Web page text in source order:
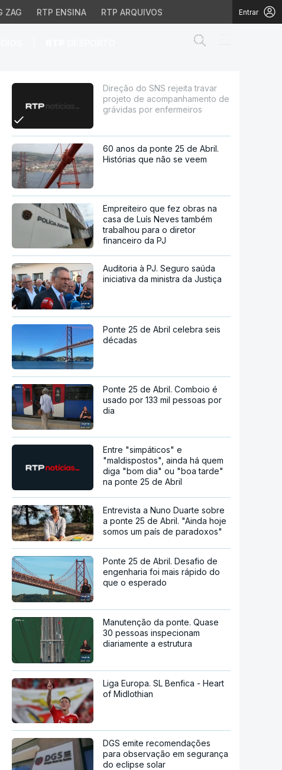
ZAG RTP ENSINA RTP ARQUIVOS Entrar
de
Direção do SNS rejeita travar
projeto de acompanhamento de
grávidas por enfermeiros
60 anos da ponte 25 de Abril.
Histórias que não se veem
Empreiteiro que fez obras na
casa de Luís Neves também
trabalhou para o diretor
financeiro da PJ
Auditoria à PJ. Seguro saúda
iniciativa da ministra da Justiça
Ponte 25 de Abril celebra seis
décadas
Ponte 25 de Abril. Comboio é
usado por 133 mil pessoas por
dia
Entre "simpáticos" e
"maldispostos", ainda há quem
diga "bom dia" ou "boa tarde"
na ponte 25 de Abril
Entrevista a Nuno Duarte sobre
a ponte 25 de Abril. "Ainda hoje
somos um país de paradoxos"
Ponte 25 de Abril. Desafio de
engenharia foi mais rápido do
que o esperado
Manutenção da ponte. Quase
30 pessoas inspecionam
diariamente a estrutura
Liga Europa. SL Benfica - Heart
of Midlothian
DGS emite recomendações
para observação em segurança
do eclipse solar